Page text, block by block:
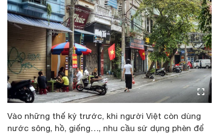
Vào những thế kỷ trước, khi người Việt còn dùng
nước sông, hồ, giếng…, nhu cầu sử dụng phèn để